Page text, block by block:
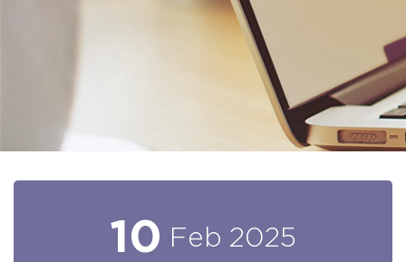
10 Feb 2025